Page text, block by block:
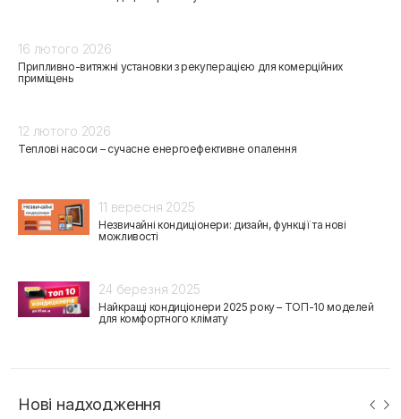
16 лютого 2026
Припливно-витяжні установки з рекуперацією для комерційних
приміщень
12 лютого 2026
Теплові насоси – сучасне енергоефективне опалення
11 вересня 2025
Незвичайні кондиціонери: дизайн, функції та нові
можливості
24 березня 2025
Найкращі кондиціонери 2025 року – ТОП-10 моделей
для комфортного клімату
Нові надходження